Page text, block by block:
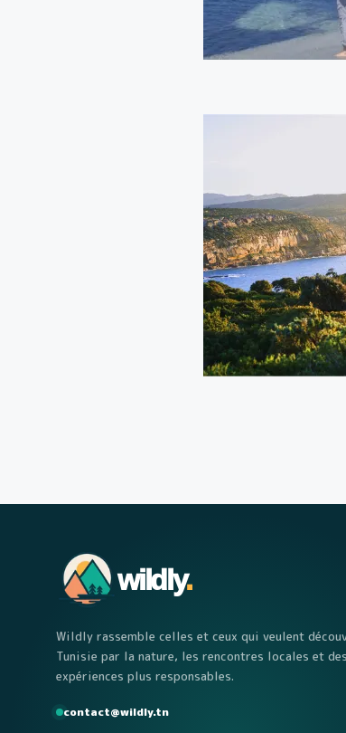
wildly.
Wildly rassemble celles et ceux qui veulent
Tunisie par la nature, les rencontres locales et des
expériences plus responsables.
contact@wildly.tn